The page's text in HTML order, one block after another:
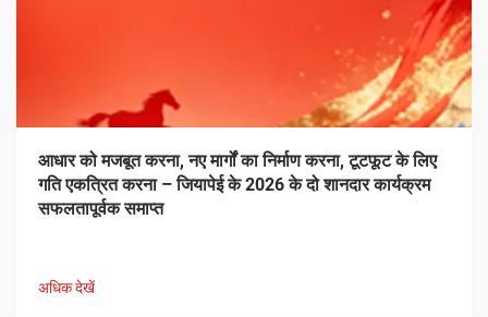
आधार को मजबूत करना, नए मार्गों का निर्माण करना, टूटफूट के लिए
गति एकत्रित करना – जियापेई के 2026 के दो शानदार कार्यक्रम
सफलतापूर्वक समाप्त
अधिक देखें